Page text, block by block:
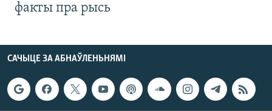
факты пра рысь
САЧЫЦЕ ЗА АБНАЎЛЕНЬНЯМІ